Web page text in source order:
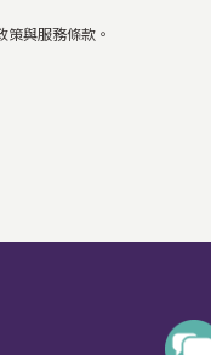
策與服務條款。